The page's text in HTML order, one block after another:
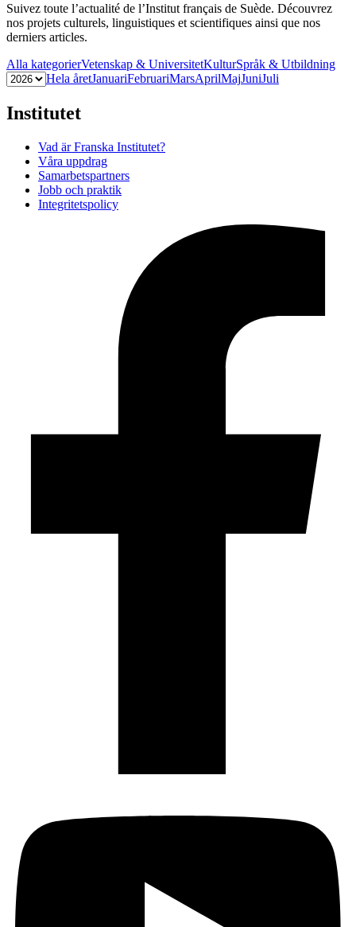
Suivez toute l’actualité de l’Institut français de Suède. Découvrez
nos projets culturels, linguistiques et scientifiques ainsi que nos
derniers articles.
Alla kategorierVetenskap & UniversitetKulturSpråk & Utbildning
Hela åretJanuariFebruariMarsAprilMajJuniJuli
Institutet
Vad är Franska Institutet?
Våra uppdrag
Samarbetspartners
Jobb och praktik
Integritetspolicy